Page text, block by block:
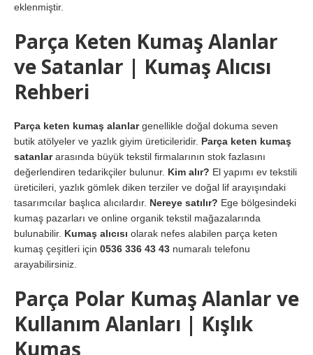
eklenmiştir.
Parça Keten Kumaş Alanlar
ve Satanlar | Kumaş Alıcısı
Rehberi
Parça keten kumaş alanlargenellikle doğal dokuma seven
butik atölyeler ve yazlık giyim üreticileridir. Parça keten kumaş
satanlararasında büyük tekstil firmalarının stok fazlasını
değerlendiren tedarikçiler bulunur. Kim alır? El yapımı ev tekstili
üreticileri, yazlık gömlek diken terziler ve doğal lif arayışındaki
tasarımcılar başlıca alıcılardır. Nereye satılır? Ege bölgesindeki
kumaş pazarları ve online organik tekstil mağazalarında
bulunabilir. Kumaş alıcısı olarak nefes alabilen parça keten
kumaş çeşitleri için 0536 336 43 43 numaralı telefonu
arayabilirsiniz.
Parça Polar Kumaş Alanlar ve
Kullanım Alanları | Kışlık
Kumaş